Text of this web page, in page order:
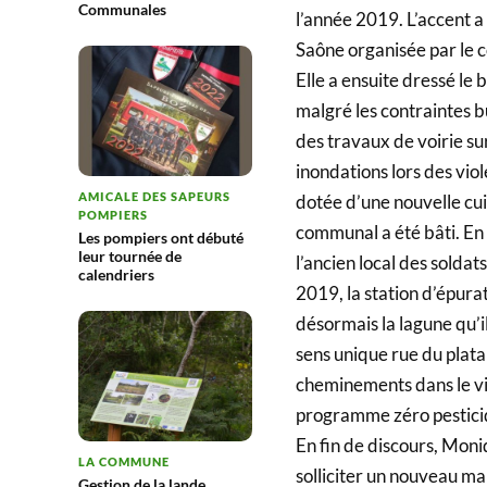
Communales
AMICALE DES SAPEURS
POMPIERS
Les pompiers ont débuté
leur tournée de
calendriers
LA COMMUNE
l’année 2019. L’accent
Saône organisée par le
Elle a ensuite dressé le
malgré les contraintes
des travaux de voirie
inondations lors des
dotée d’une nouvelle
communal a été bâti.
l’ancien local des
2019, la station
désormais la lagune
sens unique rue du
cheminements dans le
programme zéro
En fin de discours,
solliciter un nouveau